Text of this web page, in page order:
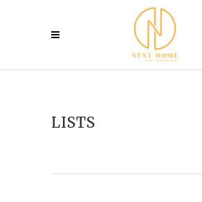
LISTS